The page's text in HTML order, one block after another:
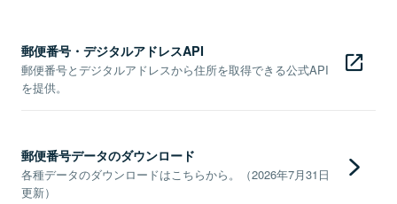
郵便番号・デジタルアドレスAPI
郵便番号とデジタルアドレスから住所を取得できる公式API
を提供。
郵便番号データのダウンロード
各種データのダウンロードはこちらから。（2026年7月31日
更新）